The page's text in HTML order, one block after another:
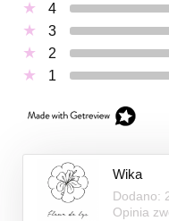
4
3
2
1
Wika
Dodano:
Opinia